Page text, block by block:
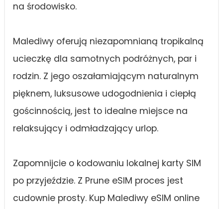
na środowisko.
Malediwy oferują niezapomnianą tropikalną
ucieczkę dla samotnych podróżnych, par i
rodzin. Z jego oszałamiającym naturalnym
pięknem, luksusowe udogodnienia i ciepłą
gościnnością, jest to idealne miejsce na
relaksujący i odmładzający urlop.
Zapomnijcie o kodowaniu lokalnej karty SIM
po przyjeździe. Z Prune eSIM proces jest
cudownie prosty. Kup Malediwy eSIM online